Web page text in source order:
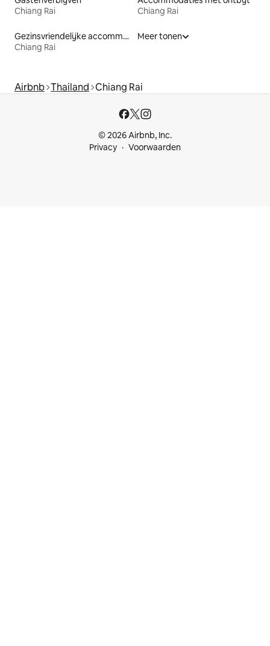
Chiang Rai
Chiang Rai
Gezinsvriendelijke accommodaties
Chiang Rai
Meer tonen
Airbnb Thailand Chiang Rai
© 2026 Airbnb, Inc.
Privacy
Voorwaarden